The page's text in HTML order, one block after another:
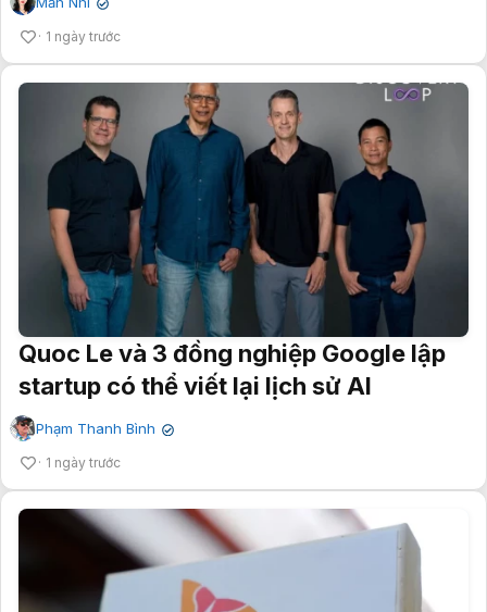
✔
1 ngày trước
Quoc Le và 3 đồng nghiệp Google lập
startup có thể viết lại lịch sử AI
Phạm Thanh Bình ✔
1 ngày trước